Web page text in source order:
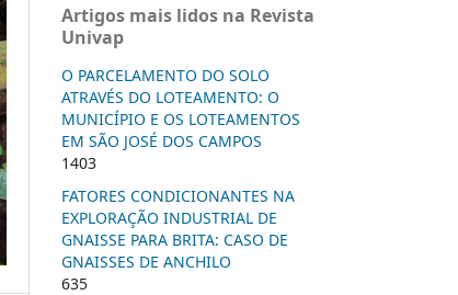
Artigos mais lidos na Revista
Univap
O PARCELAMENTO DO SOLO
ATRAVÉS DO LOTEAMENTO: O
MUNICÍPIO E OS LOTEAMENTOS
EM SÃO JOSÉ DOS CAMPOS
1403
FATORES CONDICIONANTES NA
EXPLORAÇÃO INDUSTRIAL DE
GNAISSE PARA BRITA: CASO DE
GNAISSES DE ANCHILO
635